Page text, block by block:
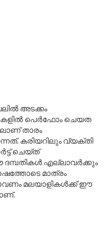
അടക്കം
പെർഫോം ചെയത
താരം
കരിയറിലും വ്യക്തി
ചെയ്ത്
ദമ്പതികൾ എല്ലാവർക്കും
മാത്രം
മലയാളികൾക്ക് ഈ